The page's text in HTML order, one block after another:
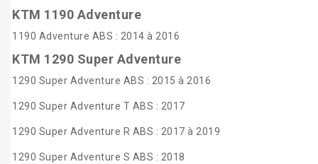
KTM 1190 Adventure
1190 Adventure ABS : 2014 à 2016
KTM 1290 Super Adventure
1290 Super Adventure ABS : 2015 à 2016
1290 Super Adventure T ABS : 2017
1290 Super Adventure R ABS : 2017 à 2019
1290 Super Adventure S ABS : 2018